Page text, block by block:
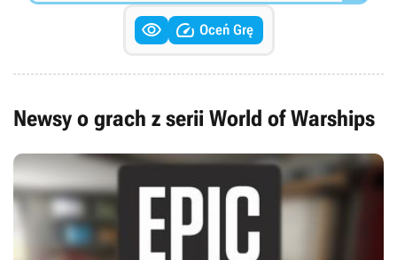
ich wygląd, lecz także siłę ognia i parametry techniczne
poszczególnych maszyn. Dla urozmaicenia zabawy
wprowadzono również możliwość modyfikowania
gry sieciowej, nastawionej przede wszystkim na rywalizację i
kooperację pomiędzy graczami, toczoną w jednym z kilku
zakładania klanów i sieciowych rankingach graczy oraz systemie
ekonomicznym wspólnym dla całej serii.
  Oceń Grę
Newsy o grach z serii World of Warships